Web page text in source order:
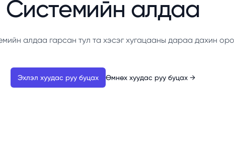
Системийн алдаа
алдаа гарсан тул та хэсэг хугацааны дараа дахин
Эхлэл хуудас руу буцах Өмнөх хуудас руу буцах →